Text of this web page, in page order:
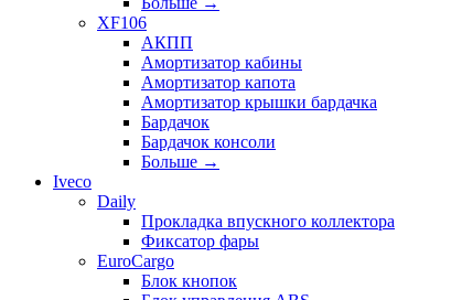
XF106
АКПП
Амортизатор кабины
Амортизатор капота
Амортизатор крышки бардачка
Бардачок
Бардачок консоли
Больше →
Iveco
Daily
Прокладка впускного коллектора
Фиксатор фары
EuroCargo
Блок кнопок